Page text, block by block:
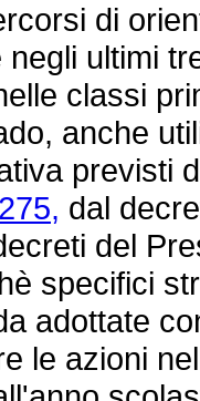
di
negli ultimi
classi
anche
previsti
dal
del
specifici
adottate
le azioni